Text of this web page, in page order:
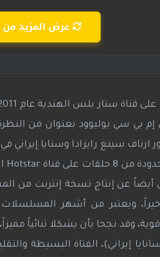
عرض المزيد من
بي سي بوليوود بعنوان من النظرة
سينغ رايزادا وسنايا إيراني
أيضاً عن إنتاج نسخة إنترنت من
أخيراً، ويعتبر من أشهر
وقد نجحا بأن يشكلا ثنائياً
إيراني)، الفتاة البسيطة